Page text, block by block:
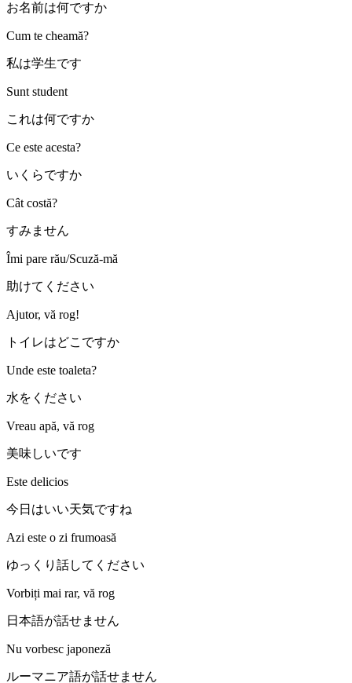
お名前は何ですか
Cum te cheamă?
私は学生です
Sunt student
これは何ですか
Ce este acesta?
いくらですか
Cât costă?
すみません
Îmi pare rău/Scuză-mă
助けてください
Ajutor, vă rog!
トイレはどこですか
Unde este toaleta?
水をください
Vreau apă, vă rog
美味しいです
Este delicios
今日はいい天気ですね
Azi este o zi frumoasă
ゆっくり話してください
Vorbiți mai rar, vă rog
日本語が話せません
Nu vorbesc japoneză
ルーマニア語が話せません